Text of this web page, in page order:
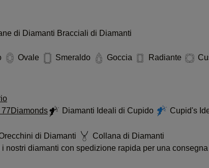
di Diamanti Bracciali di Diamanti
Ovale Smeraldo Goccia Radiante
Diamanti Ideali di Cupido Cupid's
di Diamanti
Collana di Diamanti
i nostri diamanti con spedizione rapida per una